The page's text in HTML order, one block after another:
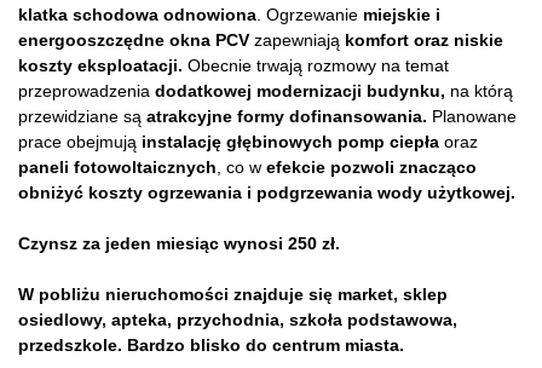
klatka schodowa odnowiona . Ogrzewanie miejskie i
energooszczędne okna PCV zapewniają komfort oraz niskie
koszty eksploatacji. Obecnie trwają rozmowy na temat
przeprowadzenia dodatkowej modernizacji budynku, na którą
przewidziane są atrakcyjne formy dofinansowania. Planowane
prace obejmują instalację głębinowych pomp ciepła oraz
paneli fotowoltaicznych , co w efekcie pozwoli znacząco
obniżyć koszty ogrzewania i podgrzewania wody użytkowej.
Czynsz za jeden miesiąc wynosi 250 zł.
W pobliżu nieruchomości znajduje się market, sklep
osiedlowy, apteka, przychodnia, szkoła podstawowa,
przedszkole. Bardzo blisko do centrum miasta.